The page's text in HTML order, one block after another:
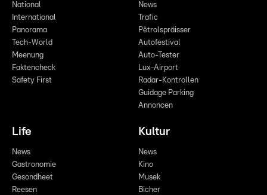
National
International
Panorama
Tech-World
Meenung
Faktencheck
Safety First
News
Trafic
Pëtrolspräisser
Autofestival
Auto-Tester
Lux-Airport
Radar-Kontrollen
Guidage Parking
Annoncen
Life
News
Gastronomie
Gesondheet
Reesen
Kultur
News
Kino
Musek
Bicher